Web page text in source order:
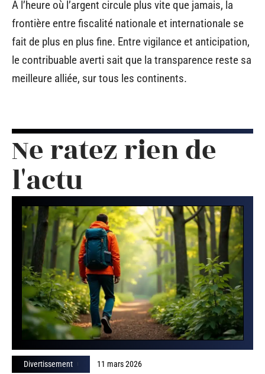
À l’heure où l’argent circule plus vite que jamais, la
frontière entre fiscalité nationale et internationale se
fait de plus en plus fine. Entre vigilance et anticipation,
le contribuable averti sait que la transparence reste sa
meilleure alliée, sur tous les continents.
Ne ratez rien de
l'actu
Divertissement 11 mars 2026